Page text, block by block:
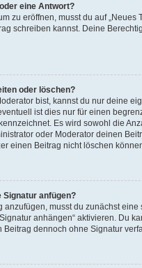
eine Antwort?
zu eröffnen, musst du auf
schreiben kannst. Deine
oder löschen?
bist, kannst du nur deine
ist dies nur für einen
Es wird sowohl die
oder Moderator deinen
einen Beitrag nicht löschen
Signatur anfügen?
anzufügen, musst du zunächst
anhängen“ aktivieren. Du
dennoch ohne Signatur